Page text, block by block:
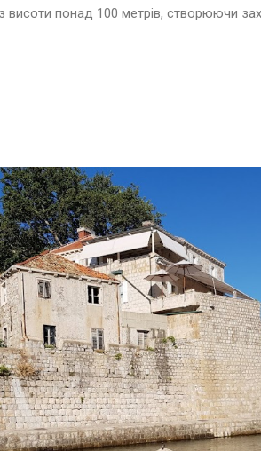
з висоти понад 100 метрів, створюючи